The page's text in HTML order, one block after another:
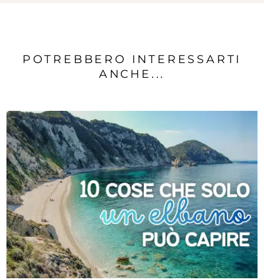
POTREBBERO INTERESSARTI
ANCHE...